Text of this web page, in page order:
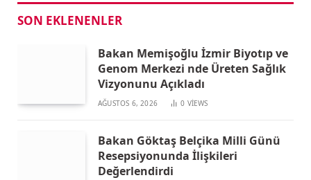
SON EKLENENLER
Bakan Memişoğlu İzmir Biyotıp ve
Genom Merkezi nde Üreten Sağlık
Vizyonunu Açıkladı
AĞUSTOS 6, 2026 0 VIEWS
Bakan Göktaş Belçika Milli Günü
Resepsiyonunda İlişkileri
Değerlendirdi